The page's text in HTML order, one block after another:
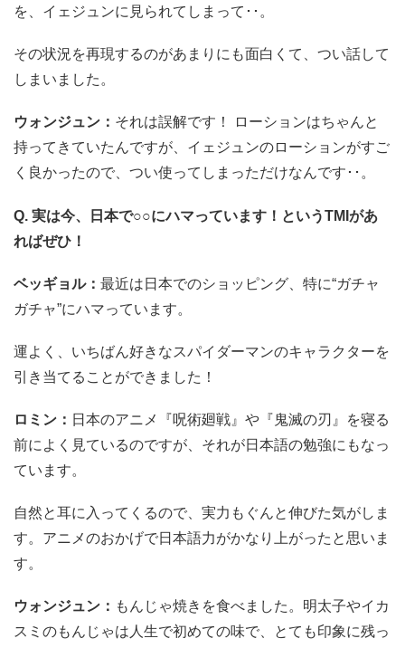
を、イェジュンに見られてしまって･･。
その状況を再現するのがあまりにも面白くて、つい話して
しまいました。
ウォンジュン： それは誤解です！ ローションはちゃんと
持ってきていたんですが、イェジュンのローションがすご
く良かったので、つい使ってしまっただけなんです･･。
Q. 実は今、日本で○○にハマっています！というTMIがあ
ればぜひ！
ベッギョル： 最近は日本でのショッピング、特に“ガチャ
ガチャ”にハマっています。
運よく、いちばん好きなスパイダーマンのキャラクターを
引き当てることができました！
ロミン： 日本のアニメ『呪術廻戦』や『鬼滅の刃』を寝る
前によく見ているのですが、それが日本語の勉強にもなっ
ています。
自然と耳に入ってくるので、実力もぐんと伸びた気がしま
す。アニメのおかげで日本語力がかなり上がったと思いま
す。
ウォンジュン： もんじゃ焼きを食べました。明太子やイカ
スミのもんじゃは人生で初めての味で、とても印象に残っ